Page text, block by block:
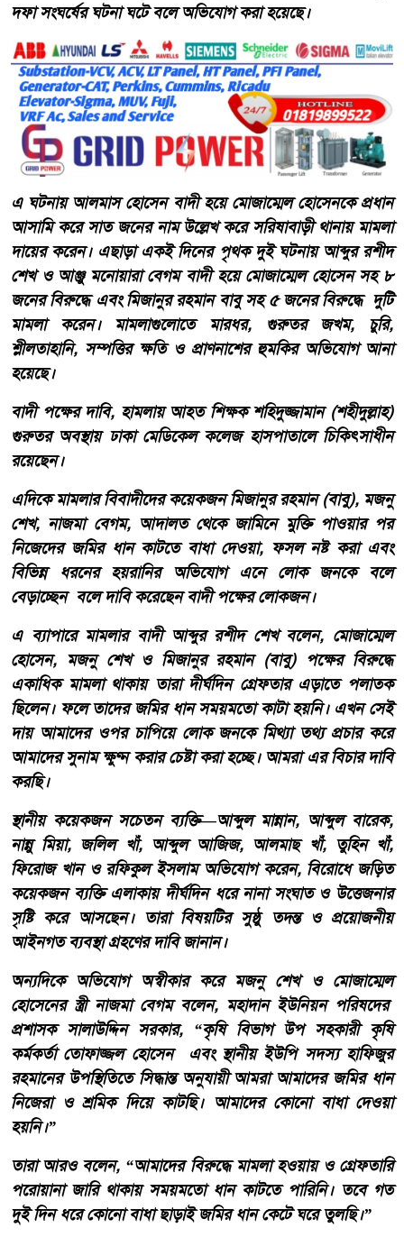
দফা সংঘর্ষের ঘটনা ঘটে বলে অভিযোগ করা হয়েছে।
এ ঘটনায় আলমাস হোসেন বাদী হয়ে মোজাম্মেল হোসেনকে প্রধান
আসামি করে সাত জনের নাম উল্লেখ করে সরিষাবাড়ী থানায় মামলা
দায়ের করেন। এছাড়া একই দিনের পৃথক দুই ঘটনায় আব্দুর রশীদ
শেখ ও আঞ্জু মনোয়ারা বেগম বাদী হয়ে মোজাম্মেল হোসেন সহ ৮
জনের বিরুদ্ধে এবং মিজানুর রহমান বাবু সহ ৫ জনের বিরুদ্ধে দুটি
মামলা করেন। মামলাগুলোতে মারধর, গুরুতর জখম, চুরি,
শ্লীলতাহানি, সম্পত্তির ক্ষতি ও প্রাণনাশের হুমকির অভিযোগ আনা
হয়েছে।
বাদী পক্ষের দাবি, হামলায় আহত শিক্ষক শহিদুজ্জামান (শহীদুল্লাহ)
গুরুতর অবস্থায় ঢাকা মেডিকেল কলেজ হাসপাতালে চিকিৎসাধীন
রয়েছেন।
এদিকে মামলার বিবাদীদের কয়েকজন মিজানুর রহমান (বাবু), মজনু
শেখ, নাজমা বেগম, আদালত থেকে জামিনে মুক্তি পাওয়ার পর
নিজেদের জমির ধান কাটতে বাধা দেওয়া, ফসল নষ্ট করা এবং
বিভিন্ন ধরনের হয়রানির অভিযোগ এনে লোক জনকে বলে
বেড়াচ্ছেন বলে দাবি করেছেন বাদী পক্ষের লোকজন।
এ ব্যাপারে মামলার বাদী আব্দুর রশীদ শেখ বলেন, মোজাম্মেল
হোসেন, মজনু শেখ ও মিজানুর রহমান (বাবু) পক্ষের বিরুদ্ধে
একাধিক মামলা থাকায় তারা দীর্ঘদিন গ্রেফতার এড়াতে পলাতক
ছিলেন। ফলে তাদের জমির ধান সময়মতো কাটা হয়নি। এখন সেই
দায় আমাদের ওপর চাপিয়ে লোক জনকে মিথ্যা তথ্য প্রচার করে
আমাদের সুনাম ক্ষুণ্ন করার চেষ্টা করা হচ্ছে। আমরা এর বিচার দাবি
করছি।
স্থানীয় কয়েকজন সচেতন ব্যক্তি—আব্দুল মান্নান, আব্দুল বারেক,
নান্নু মিয়া, জলিল খাঁ, আব্দুল আজিজ, আলমাছ খাঁ, তুহিন খাঁ,
ফিরোজ খান ও রফিকুল ইসলাম অভিযোগ করেন, বিরোধে জড়িত
কয়েকজন ব্যক্তি এলাকায় দীর্ঘদিন ধরে নানা সংঘাত ও উত্তেজনার
সৃষ্টি করে আসছেন। তারা বিষয়টির সুষ্ঠু তদন্ত ও প্রয়োজনীয়
আইনগত ব্যবস্থা গ্রহণের দাবি জানান।
অন্যদিকে অভিযোগ অস্বীকার করে মজনু শেখ ও মোজাম্মেল
হোসেনের স্ত্রী নাজমা বেগম বলেন, মহাদান ইউনিয়ন পরিষদের
প্রশাসক সালাউদ্দিন সরকার, “কৃষি বিভাগ উপ সহকারী কৃষি
কর্মকর্তা তোফাজ্জল হোসেন এবং স্থানীয় ইউপি সদস্য হাফিজুর
রহমানের উপস্থিতিতে সিদ্ধান্ত অনুযায়ী আমরা আমাদের জমির ধান
নিজেরা ও শ্রমিক দিয়ে কাটছি। আমাদের কোনো বাধা দেওয়া
হয়নি।”
তারা আরও বলেন, “আমাদের বিরুদ্ধে মামলা হওয়ায় ও গ্রেফতারি
পরোয়ানা জারি থাকায় সময়মতো ধান কাটতে পারিনি। তবে গত
দুই দিন ধরে কোনো বাধা ছাড়াই জমির ধান কেটে ঘরে তুলছি।”